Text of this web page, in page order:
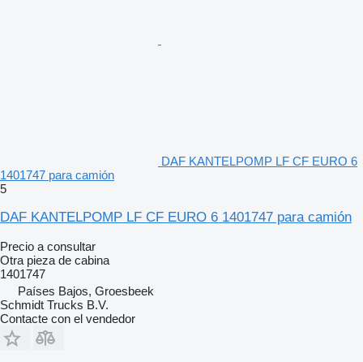
DAF KANTELPOMP LF CF EURO 6
1401747 para camión
5
DAF KANTELPOMP LF CF EURO 6 1401747 para camión
Precio a consultar
Otra pieza de cabina
1401747
Países Bajos, Groesbeek
Schmidt Trucks B.V.
Contacte con el vendedor